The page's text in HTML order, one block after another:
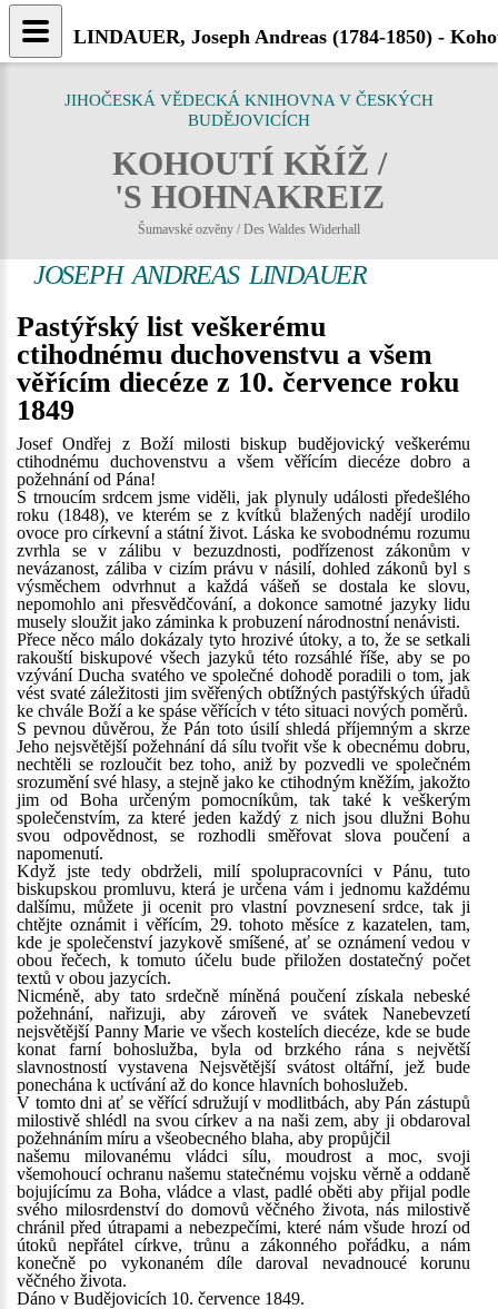
JIHOČESKÁ VĚDECKÁ KNIHOVNA V ČESKÝCH
BUDĚJOVICÍCH
KOHOUTÍ KŘÍŽ /
'S HOHNAKREIZ
Šumavské ozvěny / Des Waldes Widerhall
JOSEPH ANDREAS LINDAUER
Pastýřský list veškerému
ctihodnému duchovenstvu a všem
věřícím diecéze z 10. července roku
1849
Josef Ondřej z Boží milosti biskup budějovický veškerému
ctihodnému duchovenstvu a všem věřícím diecéze dobro a
požehnání od Pána!
S trnoucím srdcem jsme viděli, jak plynuly události předešlého
roku (1848), ve kterém se z kvítků blažených nadějí urodilo
ovoce pro církevní a státní život. Láska ke svobodnému rozumu
zvrhla se v zálibu v bezuzdnosti, podřízenost zákonům v
nevázanost, záliba v cizím právu v násilí, dohled zákonů byl s
výsměchem odvrhnut a každá vášeň se dostala ke slovu,
nepomohlo ani přesvědčování, a dokonce samotné jazyky lidu
musely sloužit jako záminka k probuzení národnostní nenávisti.
Přece něco málo dokázaly tyto hrozivé útoky, a to, že se setkali
rakouští biskupové všech jazyků této rozsáhlé říše, aby se po
vzývání Ducha svatého ve společné dohodě poradili o tom, jak
vést svaté záležitosti jim svěřených obtížných pastýřských úřadů
ke chvále Boží a ke spáse věřících v této situaci nových poměrů.
S pevnou důvěrou, že Pán toto úsilí shledá příjemným a skrze
Jeho nejsvětější požehnání dá sílu tvořit vše k obecnému dobru,
nechtěli se rozloučit bez toho, aniž by pozvedli ve společném
srozumění své hlasy, a stejně jako ke ctihodným kněžím, jakožto
jim od Boha určeným pomocníkům, tak také k veškerým
společenstvím, za které jeden každý z nich jsou dlužni Bohu
svou odpovědnost, se rozhodli směřovat slova poučení a
napomenutí.
Když jste tedy obdrželi, milí spolupracovníci v Pánu, tuto
biskupskou promluvu, která je určena vám i jednomu každému
dalšímu, můžete ji ocenit pro vlastní povznesení srdce, tak ji
chtějte oznámit i věřícím, 29. tohoto měsíce z kazatelen, tam,
kde je společenství jazykově smíšené, ať se oznámení vedou v
obou řečech, k tomuto účelu bude přiložen dostatečný počet
textů v obou jazycích.
Nicméně, aby tato srdečně míněná poučení získala nebeské
požehnání, nařizuji, aby zároveň ve svátek Nanebevzetí
nejsvětější Panny Marie ve všech kostelích diecéze, kde se bude
konat farní bohoslužba, byla od brzkého rána s největší
slavnostností vystavena Nejsvětější svátost oltářní, jež bude
ponechána k uctívání až do konce hlavních bohoslužeb.
V tomto dni ať se věřící sdružují v modlitbách, aby Pán zástupů
milostivě shlédl na svou církev a na naši zem, aby ji obdaroval
požehnáním míru a všeobecného blaha, aby propůjčil
našemu milovanému vládci sílu, moudrost a moc, svoji
všemohoucí ochranu našemu statečnému vojsku věrně a oddaně
bojujícímu za Boha, vládce a vlast, padlé oběti aby přijal podle
svého milosrdenství do domovů věčného života, nás milostivě
chránil před útrapami a nebezpečími, které nám všude hrozí od
útoků nepřátel církve, trůnu a zákonného pořádku, a nám
konečně po vykonaném díle daroval nevadnoucé korunu
věčného života.
Dáno v Budějovicích 10. července 1849.
LINDAUER, Joseph Andreas (1784-1850) -